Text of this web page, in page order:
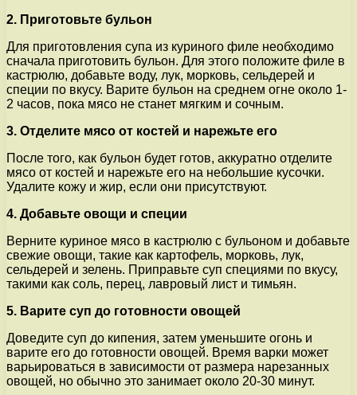
2. Приготовьте бульон
Для приготовления супа из куриного филе необходимо
сначала приготовить бульон. Для этого положите филе в
кастрюлю, добавьте воду, лук, морковь, сельдерей и
специи по вкусу. Варите бульон на среднем огне около 1-
2 часов, пока мясо не станет мягким и сочным.
3. Отделите мясо от костей и нарежьте его
После того, как бульон будет готов, аккуратно отделите
мясо от костей и нарежьте его на небольшие кусочки.
Удалите кожу и жир, если они присутствуют.
4. Добавьте овощи и специи
Верните куриное мясо в кастрюлю с бульоном и добавьте
свежие овощи, такие как картофель, морковь, лук,
сельдерей и зелень. Приправьте суп специями по вкусу,
такими как соль, перец, лавровый лист и тимьян.
5. Варите суп до готовности овощей
Доведите суп до кипения, затем уменьшите огонь и
варите его до готовности овощей. Время варки может
варьироваться в зависимости от размера нарезанных
овощей, но обычно это занимает около 20-30 минут.